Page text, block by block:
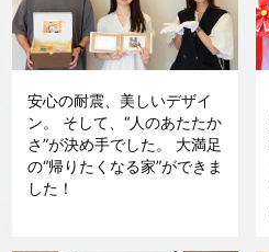
安心の耐震、美しいデザイ
ン。 そして、“人のあたたか
さ”が決め手でした。 大満足
の“帰りたくなる家”ができま
した！